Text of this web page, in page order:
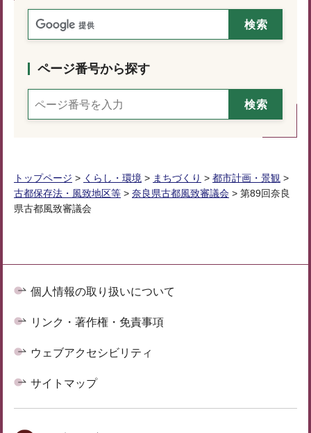
ページ番号から探す
トップページ > くらし・環境 > まちづくり > 都市計画・景観 >
古都保存法・風致地区等 > 奈良県古都風致審議会 > 第89回奈良
県古都風致審議会
個人情報の取り扱いについて
リンク・著作権・免責事項
ウェブアクセシビリティ
サイトマップ